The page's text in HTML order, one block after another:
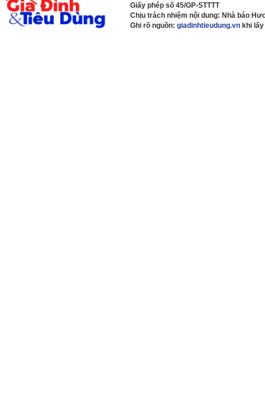
Giấy phép số 45/GP-STTTT
Chịu trách nhiệm nội dung: Nhà báo
Ghi rõ nguồn: giadinhtieudung.vn khi